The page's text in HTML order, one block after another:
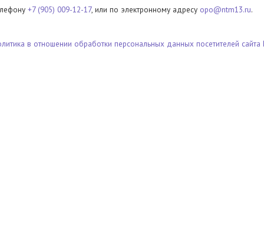
+7 (905) 009-12-17, или по электронному адресу opo@ntm13.ru.
в отношении обработки персональных данных посетителей